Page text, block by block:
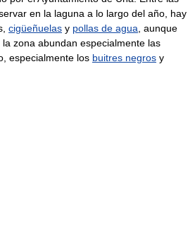
en la laguna a lo largo del año, hay
cigüeñuelas y pollas de agua , aunque
zona abundan especialmente las
especialmente los buitres negros y